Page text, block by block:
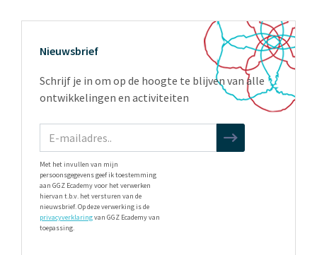
Nieuwsbrief
Schrijf je in om op de hoogte te blijven van alle
ontwikkelingen en activiteiten
Met het invullen van mijn
persoonsgegevens geef ik toestemming
aan GGZ Ecademy voor het verwerken
hiervan t.b.v. het versturen van de
nieuwsbrief. Op deze verwerking is de
privacyverklaringvan GGZ Ecademy van
toepassing.